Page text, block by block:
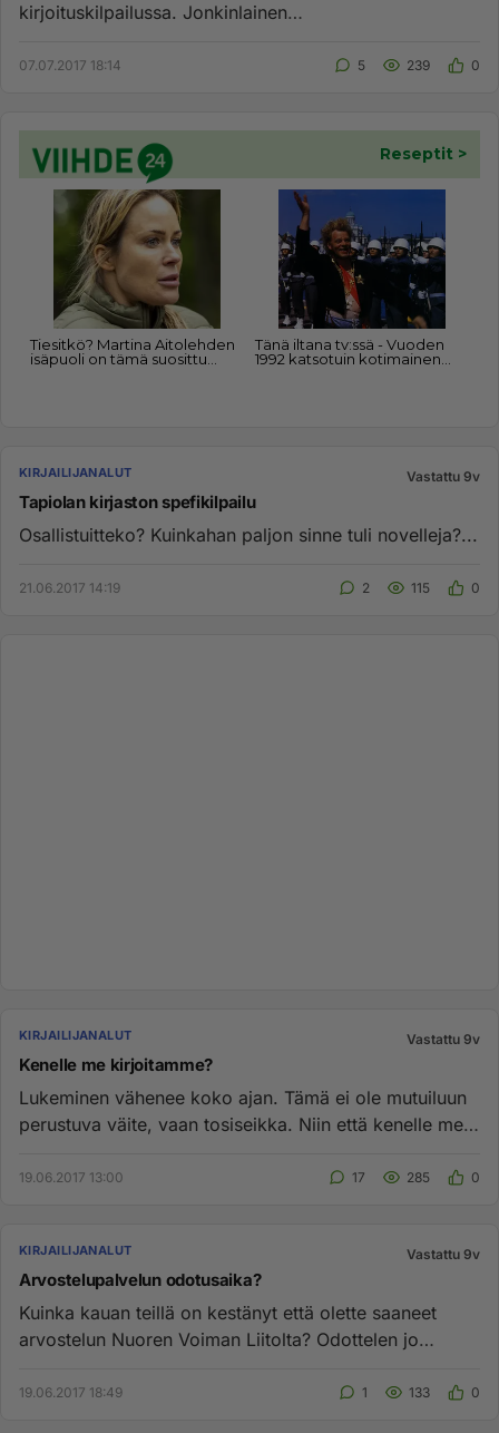
kirjoituskilpailussa. Jonkinlainen
07.07.2017 18:14 5 239 0
KIRJAILIJANALUT Vastattu 9v
Tapiolan kirjaston spefikilpailu
Osallistuitteko? Kuinkahan paljon sinne tuli novelleja?...
21.06.2017 14:19 2 115 0
KIRJAILIJANALUT Vastattu 9v
Kenelle me kirjoitamme?
Lukeminen vähenee koko ajan. Tämä ei ole mutuiluun
perustuva väite, vaan tosiseikka. Niin että kenelle me
19.06.2017 13:00 17 285 0
KIRJAILIJANALUT Vastattu 9v
Arvostelupalvelun odotusaika?
Kuinka kauan teillä on kestänyt että olette saaneet
arvostelun Nuoren Voiman Liitolta? Odottelen jo
19.06.2017 18:49 1 133 0